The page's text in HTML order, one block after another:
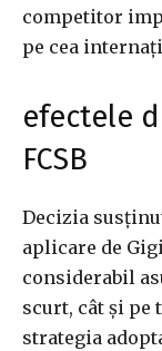
competitor
pe cea
efectele
FCSB
Decizia
aplicare de
considerabil
scurt, cât și pe
strategia